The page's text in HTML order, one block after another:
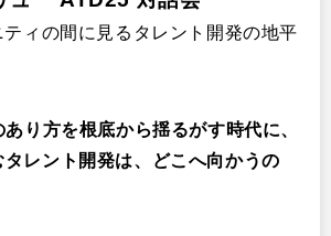
ィの間に見るタレント開発の地平
り方を根底から揺るがす時代に、
タレント開発は、どこへ向かうの